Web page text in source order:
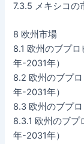
7.3.5 メキシコの
8 欧州市場
8.1 欧州のブプ
年-2031年）
8.2 欧州のブプ
年-2031年）
8.3 欧州のブプ
8.3.1 欧州のブ
年-2031年）